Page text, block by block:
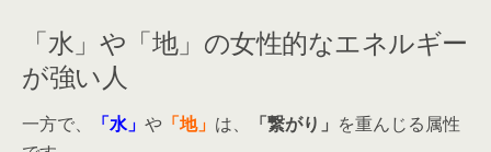
「水」や「地」の女性的なエネルギー
が強い人
一方で、 「水」 や 「地」 は、 「繋がり」 を重んじる属性